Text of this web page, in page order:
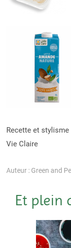
Recette et stylisme
Vie Claire
Auteur : Green and
Et plein